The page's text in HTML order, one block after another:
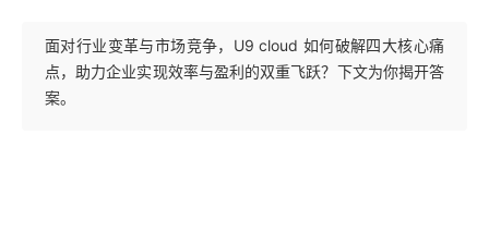
面对行业变革与市场竞争，U9 cloud 如何破解四大核心痛
点，助力企业实现效率与盈利的双重飞跃？下文为你揭开答
案。